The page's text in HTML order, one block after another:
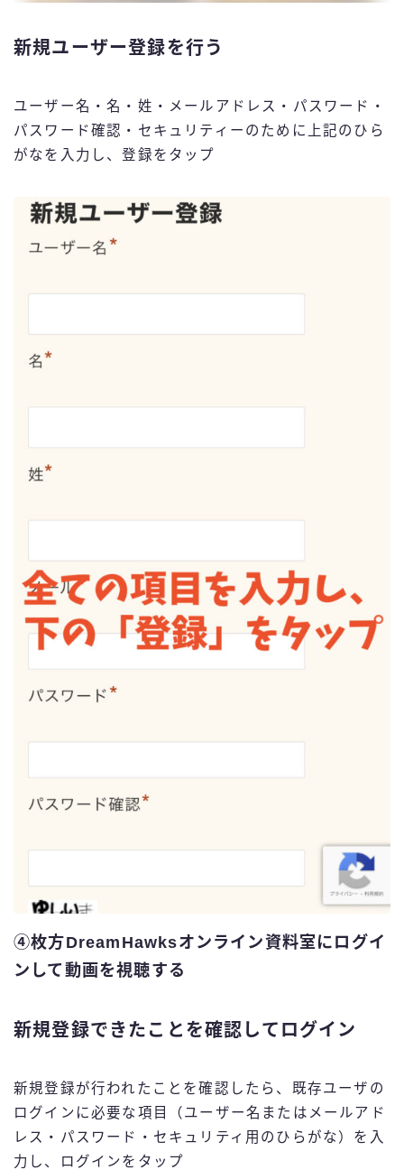
新規ユーザー登録を行う
ユーザー名・名・姓・メールアドレス・パスワード・
パスワード確認・セキュリティーのために上記のひら
がなを入力し、登録をタップ
④枚方DreamHawksオンライン資料室にログイ
ンして動画を視聴する
新規登録できたことを確認してログイン
新規登録が行われたことを確認したら、既存ユーザの
ログインに必要な項目（ユーザー名またはメールアド
レス・パスワード・セキュリティ用のひらがな）を入
力し、ログインをタップ